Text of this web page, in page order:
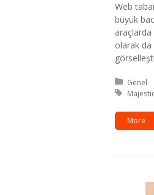
Web
büyük
araçlarda
olarak da
Kategori:
Genel
Etiket:
More